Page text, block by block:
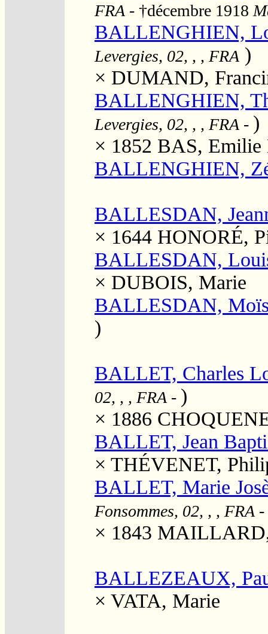
FRA - †décembre 1918
BALLENGHIEN,
Levergies, 02, , , FRA )
× DUMAND,
BALLENGHIEN,
Levergies, 02, , , FRA - )
× 1852 BAS, Emilie
BALLENGHIEN,
BALLESDAN,
× 1644 HONORÉ,
BALLESDAN,
× DUBOIS, Marie
BALLESDAN,
)
BALLET, Charles
02, , , FRA - )
× 1886
BALLET, Jean
× THÉVENET,
BALLET, Marie
Fonsommes, 02, , , FRA -
× 1843
BALLEZEAUX,
× VATA, Marie